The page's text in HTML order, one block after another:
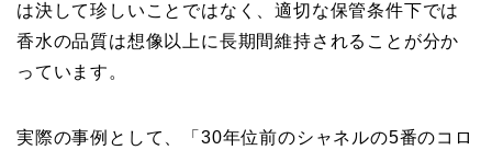
は決して珍しいことではなく、適切な保管条件下では
香水の品質は想像以上に長期間維持されることが分か
っています。
実際の事例として、「30年位前のシャネルの5番のコロ